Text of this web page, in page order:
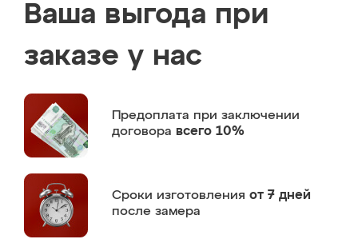
Ваша выгода при
заказе у нас
Предоплата при заключении
договора всего 10%
Сроки изготовления от 7 дней
после замера